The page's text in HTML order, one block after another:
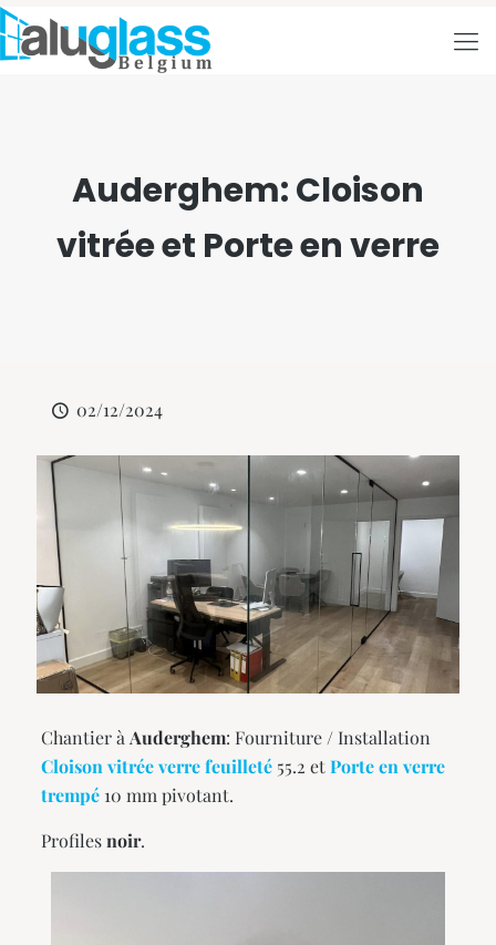
Auderghem: Cloison
vitrée et Porte en verre
02/12/2024
Chantier à Auderghem: Fourniture / Installation
Cloison vitrée verre feuilleté55.2 etPorte en verre
trempé10 mm pivotant.
Profilesnoir.